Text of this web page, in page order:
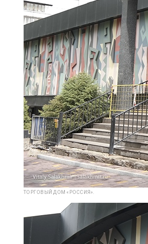
ТОРГОВЫЙ ДОМ «РОССИЯ».